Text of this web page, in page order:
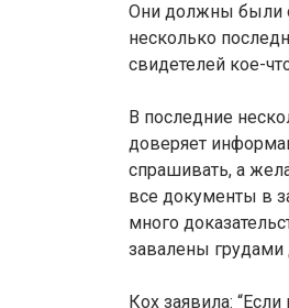
Они должны были
несколько
свидетелей кое-
В последние
доверяет
спрашивать, а
все документы в
много
завалены грудами
Кох заявила: